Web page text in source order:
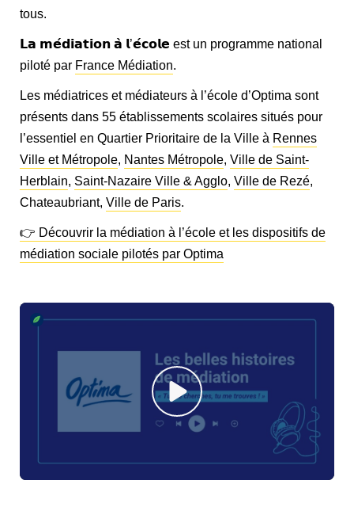
tous.
𝗟𝗮 𝗺𝗲́𝗱𝗶𝗮𝘁𝗶𝗼𝗻 𝗮̀ 𝗹’𝗲́𝗰𝗼𝗹𝗲 est un programme national
piloté par France Médiation.
Les médiatrices et médiateurs à l’école d’Optima sont
présents dans 55 établissements scolaires situés pour
l’essentiel en Quartier Prioritaire de la Ville à Rennes
Ville et Métropole, Nantes Métropole, Ville de Saint-
Herblain, Saint-Nazaire Ville & Agglo, Ville de Rezé,
Chateaubriant, Ville de Paris.
👉 Découvrir la médiation à l’école et les dispositifs de
médiation sociale pilotés par Optima